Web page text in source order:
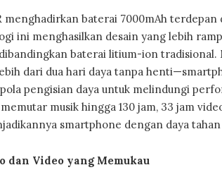
menghadirkan baterai 7000mAh
ini menghasilkan desain yang lebih
baterai litium-ion tradisional.
dari dua hari daya tanpa
pengisian daya untuk melindungi
musik hingga 130 jam, 33 jam
smartphone dengan daya
dan Video yang Memukau